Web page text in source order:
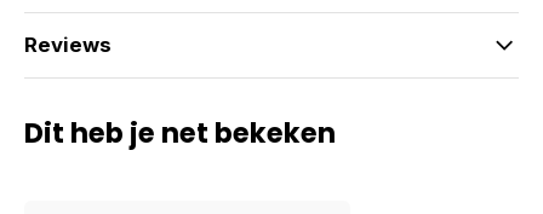
Reviews
Dit heb je net bekeken